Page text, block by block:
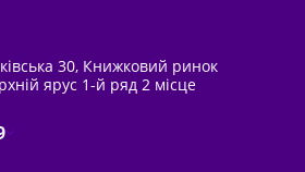
30, Книжковий ринок
ярус 1-й ряд 2 місце